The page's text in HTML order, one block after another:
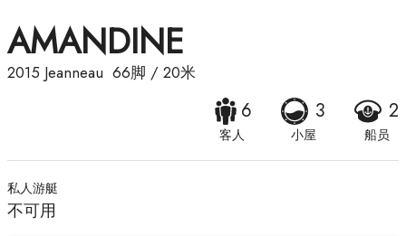
AMANDINE
2015 Jeanneau 66脚 / 20米
6
客人
3
小屋
2
船员
私人游艇
不可用